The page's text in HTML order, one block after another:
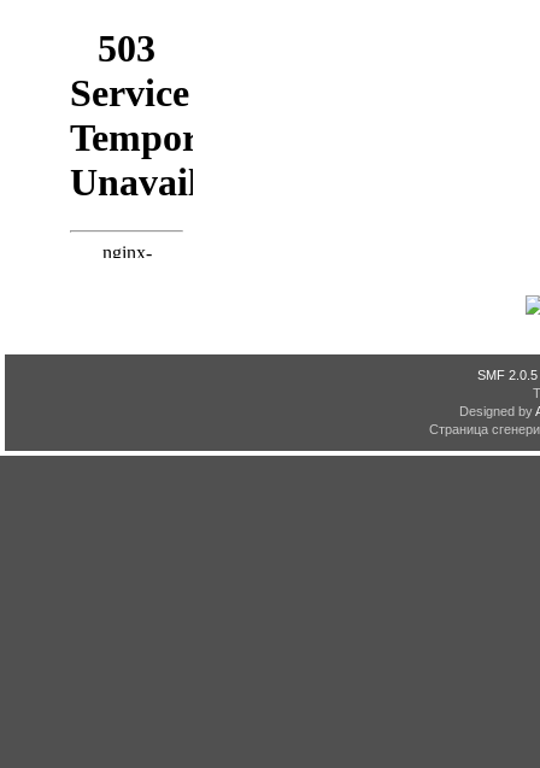
SMF 2.0.5
Designed by
Страница